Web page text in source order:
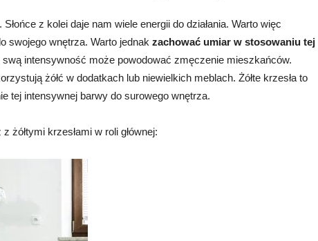
z kolei daje nam wiele energii do działania. Warto więc
swojego wnętrza. Warto jednak zachować umiar w stosowaniu tej
intensywność może powodować zmęczenie mieszkańców.
żółć w dodatkach lub niewielkich meblach. Żółte krzesła to
tej intensywnej barwy do surowego wnętrza.
żółtymi krzesłami w roli głównej: